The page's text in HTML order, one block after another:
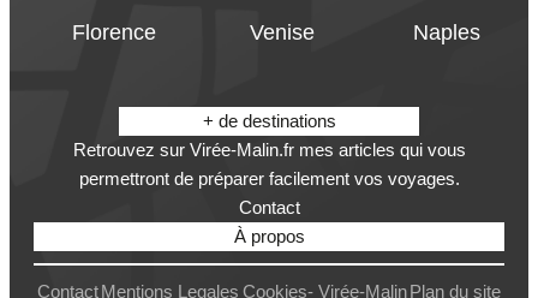
Florence Venise Naples
+ de destinations
Retrouvez sur Virée-Malin.fr mes articles qui vous
permettront de préparer facilement vos voyages.
Contact
À propos
Contact Mentions Legales Cookies- Virée-MalinPlan du site